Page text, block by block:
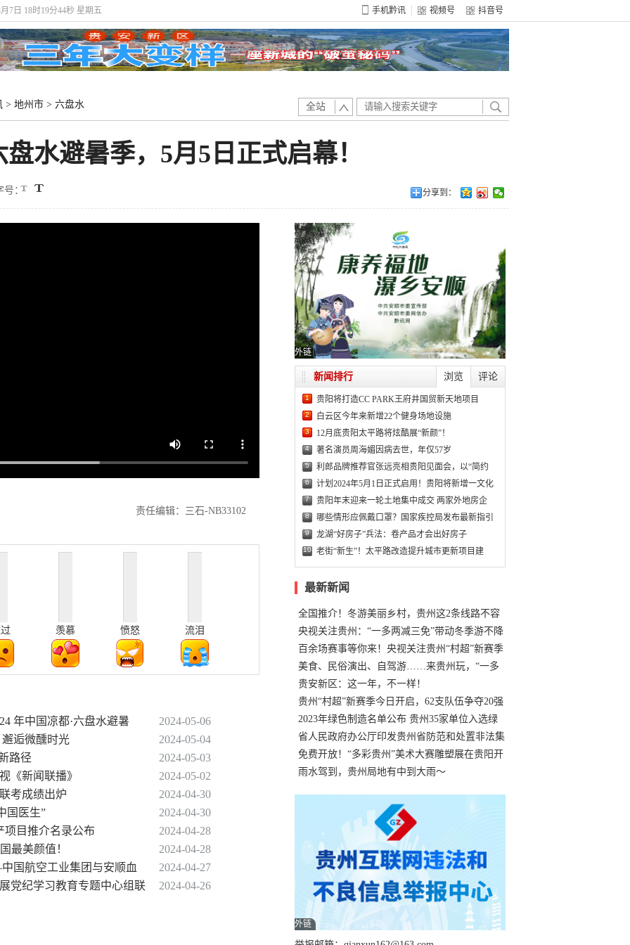
7日 18时19分45秒 星期五 手机黔讯 视频号 抖音号
> 地州市 > 六盘水 全站
水避暑季，5月5日正式启幕！
号： 分享到：
责任编辑：三石-NB33102
羡慕 愤怒 流泪
年中国凉都·六盘水避暑
2024-05-06
逅微醺时光
2024-05-04
路径
2024-05-03
《新闻联播》
2024-05-02
考成绩出炉
2024-04-30
国医生”
2024-04-30
项目推介名录公布
2024-04-28
最美颜值！
2024-04-28
国航空工业集团与安顺血
2024-04-27
党纪学习教育专题中心组联
2024-04-26
外链
浏览 评论
新闻排行
1 贵阳将打造CC PARK王府井国贸新天地项目
2 白云区今年来新增22个健身场地设施
3 12月底贵阳太平路将炫酷展“新颜”！
4 著名演员周海媚因病去世，年仅57岁
5 利郎品牌推荐官张远亮相贵阳见面会，以“简约
6 计划2024年5月1日正式启用！贵阳将新增一文化
7 贵阳年末迎来一轮土地集中成交 两家外地房企
8 哪些情形应佩戴口罩？国家疾控局发布最新指引
9 龙湖“好房子”兵法：卷产品才会出好房子
10 老街“新生”！太平路改造提升城市更新项目建
最新新闻
全国推介！冬游美丽乡村，贵州这2条线路不容
错过
央视关注贵州：“一多两减三免”带动冬季游不降
温
百余场赛事等你来！央视关注贵州“村超”新赛季
正式“打响”
美食、民俗演出、自驾游……来贵州玩，“一多
两减三免”！
贵安新区：这一年，不一样！
贵州“村超”新赛季今日开启，62支队伍争夺20强
名额
2023年绿色制造名单公布 贵州35家单位入选绿
色工厂
省人民政府办公厅印发贵州省防范和处置非法集
资工作实施细则
免费开放！“多彩贵州”美术大赛雕塑展在贵阳开
展，持续至1月19日
雨水驾到，贵州局地有中到大雨～
外链